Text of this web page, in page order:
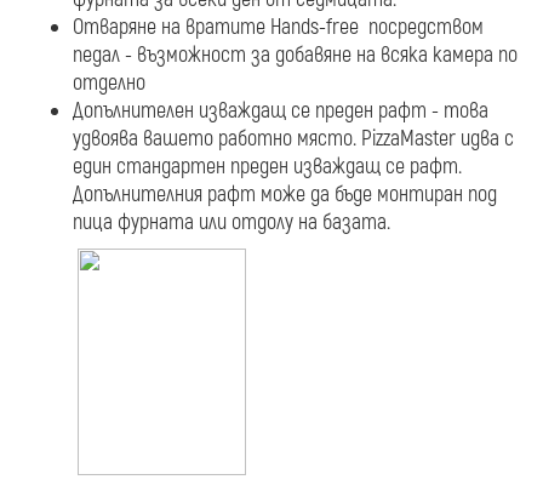
Отваряне на вратите Hands-free посредством
педал - възможност за добавяне на всяка камера по
отделно
Допълнителен изваждащ се преден рафт - това
удвоява вашето работно място. PizzaMaster идва с
един стандартен преден изваждащ се рафт.
Допълнителния рафт може да бъде монтиран под
пица фурната или отдолу на базата.